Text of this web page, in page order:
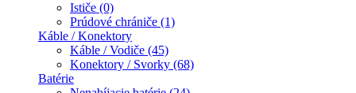
Ističe (0)
Prúdové chrániče (1)
Káble / Konektory
Káble / Vodiče (45)
Konektory / Svorky (68)
Batérie